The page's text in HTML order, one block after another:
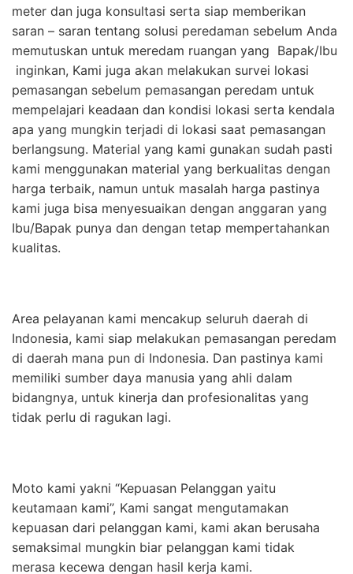
meter dan juga konsultasi serta siap memberikan
saran – saran tentang solusi peredaman sebelum Anda
memutuskan untuk meredam ruangan yang Bapak/Ibu
inginkan, Kami juga akan melakukan survei lokasi
pemasangan sebelum pemasangan peredam untuk
mempelajari keadaan dan kondisi lokasi serta kendala
apa yang mungkin terjadi di lokasi saat pemasangan
berlangsung. Material yang kami gunakan sudah pasti
kami menggunakan material yang berkualitas dengan
harga terbaik, namun untuk masalah harga pastinya
kami juga bisa menyesuaikan dengan anggaran yang
Ibu/Bapak punya dan dengan tetap mempertahankan
kualitas.
Area pelayanan kami mencakup seluruh daerah di
Indonesia, kami siap melakukan pemasangan peredam
di daerah mana pun di Indonesia. Dan pastinya kami
memiliki sumber daya manusia yang ahli dalam
bidangnya, untuk kinerja dan profesionalitas yang
tidak perlu di ragukan lagi.
Moto kami yakni “Kepuasan Pelanggan yaitu
keutamaan kami”, Kami sangat mengutamakan
kepuasan dari pelanggan kami, kami akan berusaha
semaksimal mungkin biar pelanggan kami tidak
merasa kecewa dengan hasil kerja kami.